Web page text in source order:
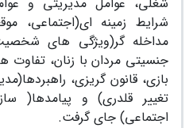
شرایط زمینه ای(اجتماعی،
مداخله گر(ویژگی های
جنسیتی مردان با زنان، تفاوت
بازی، قانون گریزی،
تغییر قلدری) و پیامدها(
اجتماعی) جای گرفت.